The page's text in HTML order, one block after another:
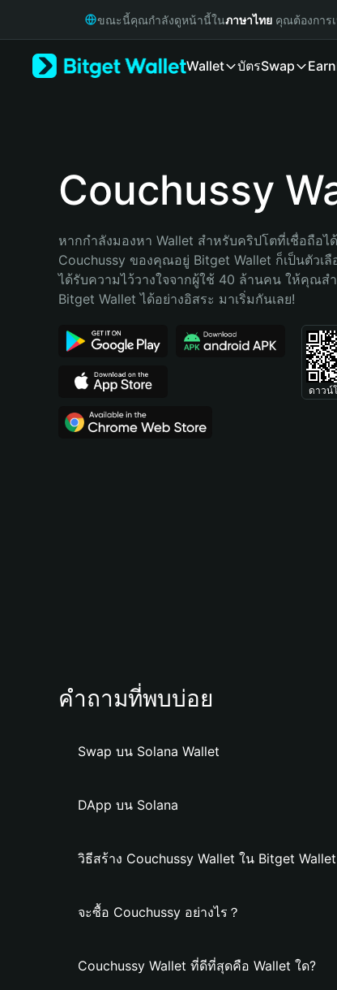
Русский
Bahasa Indonesia
Português (Brasil)
ขณะนี้คุณกำลังดูหน้านี้ในภาษาไทย คุณต้องการ
Wallet บัตรSwap Earn
Couchussy
หากกำลังมองหา Wallet สำหรับคริปโตที่เชื่อถือไ
Couchussy ของคุณอยู่ Bitget Wallet ก็เป็นตัว
ได้รับความไว้วางใจจากผู้ใช้ 40 ล้านคน ให้คุณส
Bitget Wallet ได้อย่างอิสระ มาเริ่มกันเลย!
ดาวน์
คำถามที่พบบ่อย
Swap บน Solana Wallet
DApp บน Solana
วิธีสร้าง Couchussy Wallet ใน Bitget Wallet
จะซื้อ Couchussy อย่างไร？
Couchussy Wallet ที่ดีที่สุดคือ Wallet ใด?